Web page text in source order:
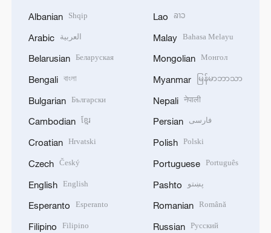
Albanian Shqip
Arabic العربية
Belarusian Беларуская
Bengali বাংলা
Bulgarian Български
Cambodian ខ្មែរ
Croatian Hrvatski
Czech Český
English English
Esperanto Esperanto
Filipino Filipino
Lao ລາວ
Malay Bahasa Melayu
Mongolian Монгол
Myanmar မြန်မာဘာသာ
Nepali नेपाली
Persian فارسی
Polish Polski
Portuguese Português
Pashto پښتو
Romanian Română
Russian Русский